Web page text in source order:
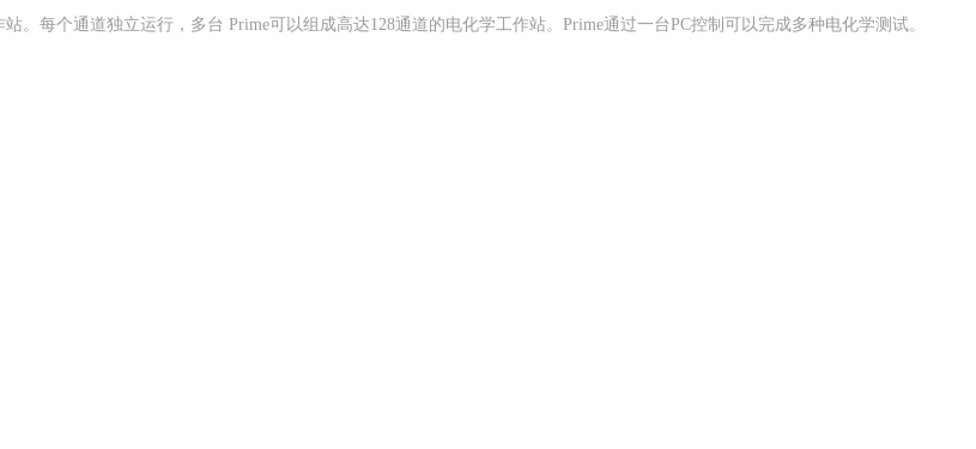
。每个通道独立运行，多台 Prime可以组成高达128通道的电化学工作站。Prime通过一台PC控制可以完成多种电化学测试。